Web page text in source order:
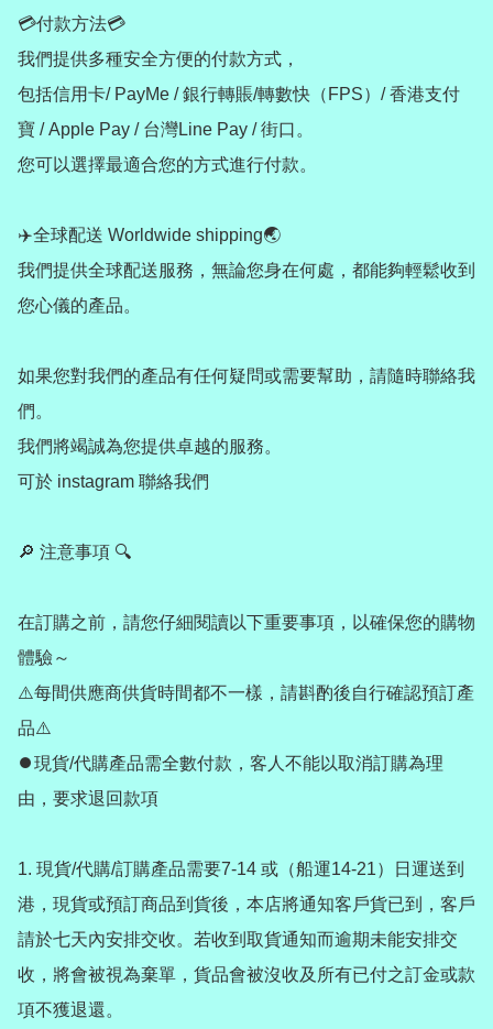
💳付款方法💳
我們提供多種安全方便的付款方式，
包括信用卡/ PayMe / 銀行轉賬/轉數快（FPS）/ 香港支付
寶 / Apple Pay / 台灣Line Pay / 街口。
您可以選擇最適合您的方式進行付款。
✈️全球配送 Worldwide shipping🌏
我們提供全球配送服務，無論您身在何處，都能夠輕鬆收到
您心儀的產品。
如果您對我們的產品有任何疑問或需要幫助，請隨時聯絡我
們。
我們將竭誠為您提供卓越的服務。
可於 instagram 聯絡我們
🔎 注意事項 🔍
在訂購之前，請您仔細閱讀以下重要事項，以確保您的購物
體驗～
⚠️每間供應商供貨時間都不一樣，請斟酌後自行確認預訂產
品⚠️
⏺️現貨/代購產品需全數付款，客人不能以取消訂購為理
由，要求退回款項
1. 現貨/代購/訂購產品需要7-14 或（船運14-21）日運送到
港，現貨或預訂商品到貨後，本店將通知客戶貨已到，客戶
請於七天內安排交收。若收到取貨通知而逾期未能安排交
收，將會被視為棄單，貨品會被沒收及所有已付之訂金或款
項不獲退還。